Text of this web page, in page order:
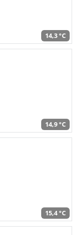
14,3 °C
14,9 °C
15,4 °C